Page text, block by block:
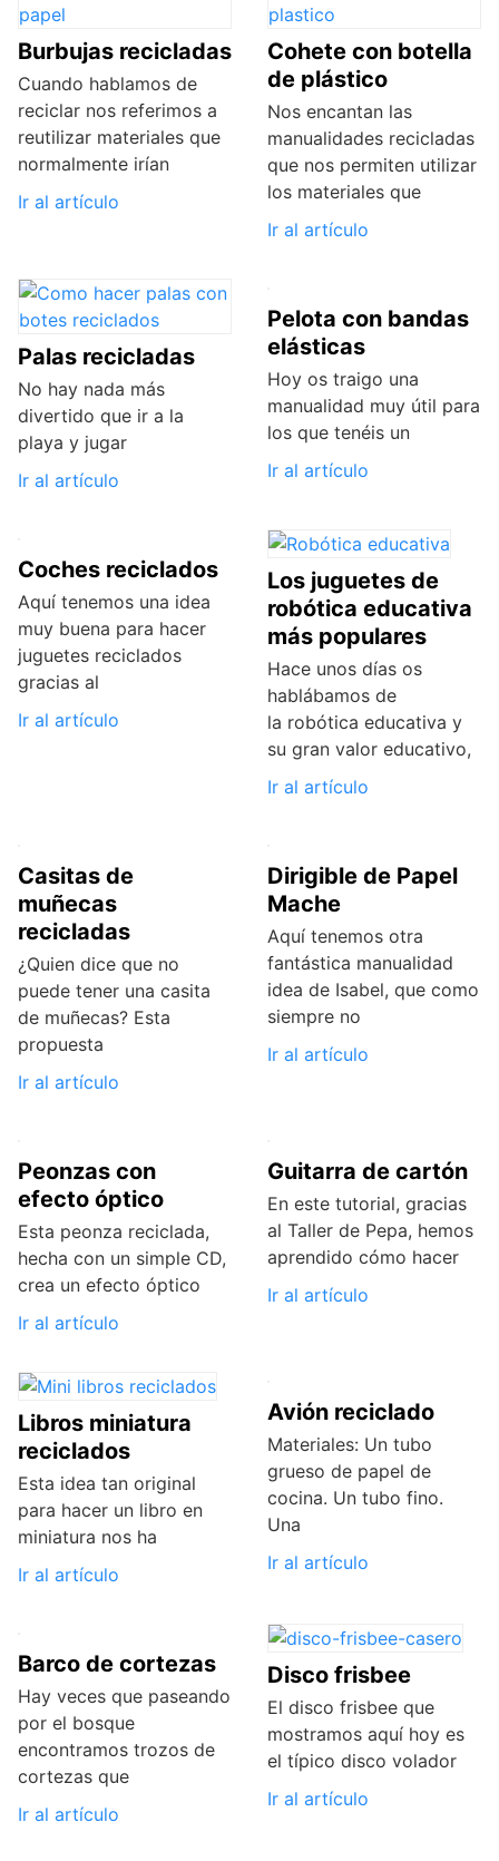
Burbujas recicladas
Cuando hablamos de
reciclar nos referimos a
reutilizar materiales que
normalmente irían
Ir al artículo
Cohete con botella
de plástico
Nos encantan las
manualidades recicladas
que nos permiten utilizar
los materiales que
Ir al artículo
Palas recicladas
No hay nada más
divertido que ir a la
playa y jugar
Ir al artículo
Pelota con bandas
elásticas
Hoy os traigo una
manualidad muy útil para
los que tenéis un
Ir al artículo
Coches reciclados
Aquí tenemos una idea
muy buena para hacer
juguetes reciclados
gracias al
Ir al artículo
Los juguetes de
robótica educativa
más populares
Hace unos días os
hablábamos de
la robótica educativa y
su gran valor educativo,
Ir al artículo
Casitas de
muñecas
recicladas
¿Quien dice que no
puede tener una casita
de muñecas? Esta
propuesta
Ir al artículo
Dirigible de Papel
Mache
Aquí tenemos otra
fantástica manualidad
idea de Isabel, que como
siempre no
Ir al artículo
Peonzas con
efecto óptico
Esta peonza reciclada,
hecha con un simple CD,
crea un efecto óptico
Ir al artículo
Guitarra de cartón
En este tutorial, gracias
al Taller de Pepa, hemos
aprendido cómo hacer
Ir al artículo
Libros miniatura
reciclados
Esta idea tan original
para hacer un libro en
miniatura nos ha
Ir al artículo
Avión reciclado
Materiales: Un tubo
grueso de papel de
cocina. Un tubo fino.
Una
Ir al artículo
Barco de cortezas
Hay veces que paseando
por el bosque
encontramos trozos de
cortezas que
Ir al artículo
Disco frisbee
El disco frisbee que
mostramos aquí hoy es
el típico disco volador
Ir al artículo